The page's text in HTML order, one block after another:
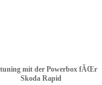
mit der Powerbox fÃŒr
Skoda Rapid